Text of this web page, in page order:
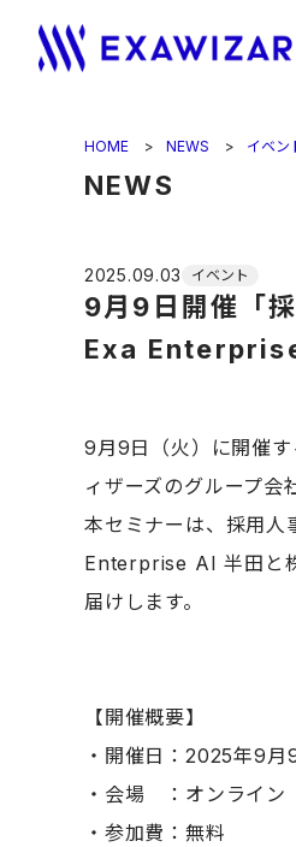
HOME NEWS イベン
NEWS
2025.09.03 イベント
9月9日開催「
Exa Enterprise
9月9日（火）に開催
ィザーズのグループ
本セミナーは、採用
Enterprise AI 半田と
届けします。
【開催概要】
・開催日：2025年9
・会場 ：オンライン
・参加費：無料